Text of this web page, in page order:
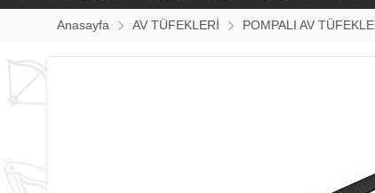
Anasayfa AV TÜFEKLERİ POMPALI AV